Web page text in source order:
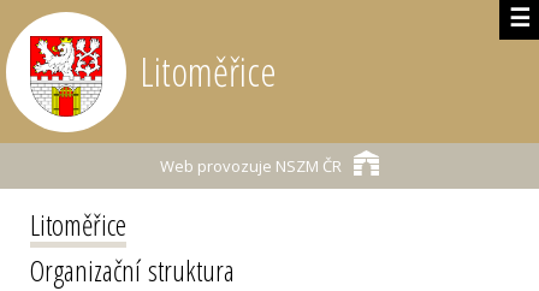
☰
Litoměřice
Web provozuje NSZM ČR
Litoměřice
Organizační struktura